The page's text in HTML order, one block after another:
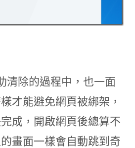
清除的過程中，也一面
才能避免網頁被綁架，
成，開啟網頁後總算不
畫面一樣會自動跳到奇